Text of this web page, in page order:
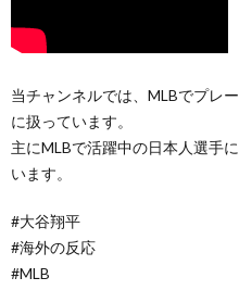
当チャンネルでは、MLBでプレ
に扱っています。
主にMLBで活躍中の日本人選手
います。
#大谷翔平
#海外の反応
#MLB